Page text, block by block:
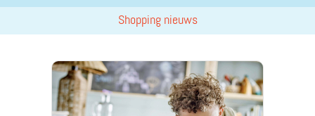
Shopping nieuws